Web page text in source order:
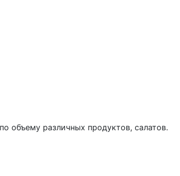
объему различных продуктов, салатов.